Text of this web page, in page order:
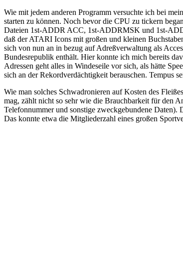
Wie mit jedem anderen Programm versuchte ich bei
starten zu können. Noch bevor die CPU zu tickern
Dateien 1st-ADDR ACC, 1st-ADDRMSK und 1st-
daß der ATARI Icons mit großen und kleinen
sich von nun an in bezug auf Adreßverwaltung als
Bundesrepublik enthält. Hier konnte ich mich bereits
Adressen geht alles in Windeseile vor sich, als hätte
sich an der Rekordverdächtigkeit berauschen. Tempus
Wie man solches Schwadronieren auf Kosten des
mag, zählt nicht so sehr wie die Brauchbarkeit für den
Telefonnummer und sonstige zweckgebundene
Das konnte etwa die Mitgliederzahl eines großen